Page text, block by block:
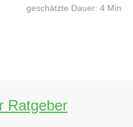
geschätzte Dauer: 4 Min
Ratgeber